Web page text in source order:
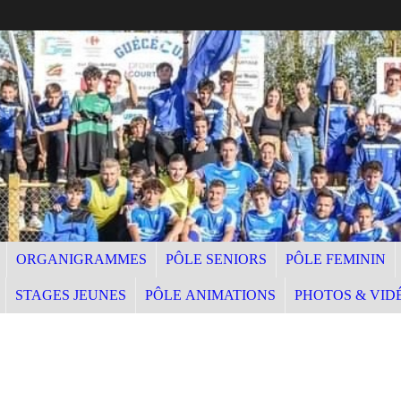
ORGANIGRAMMES PÔLE SENIORS PÔLE FEMININ
STAGES JEUNES PÔLE ANIMATIONS PHOTOS &